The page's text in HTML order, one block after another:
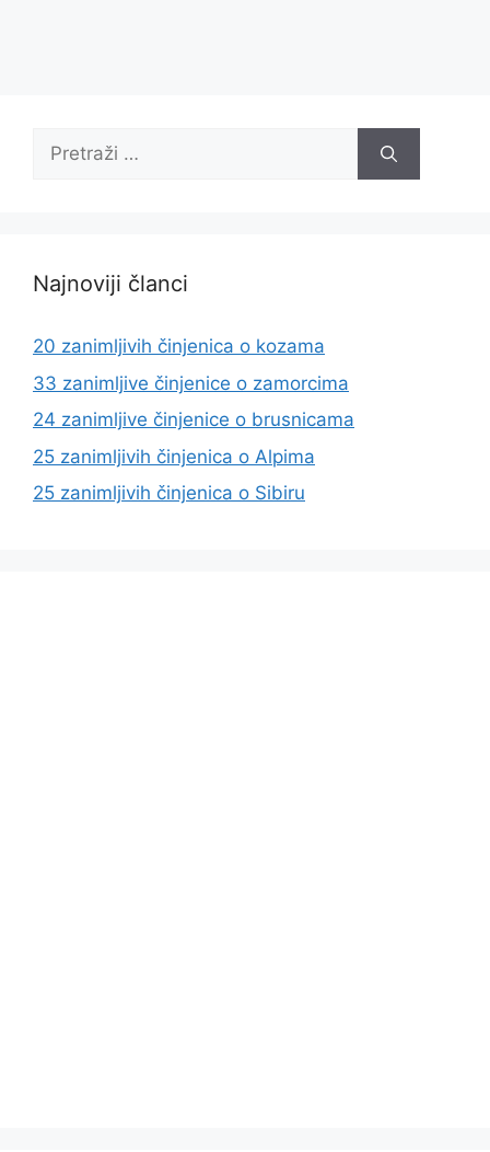
Pretraži:
Najnoviji članci
20 zanimljivih činjenica o kozama
33 zanimljive činjenice o zamorcima
24 zanimljive činjenice o brusnicama
25 zanimljivih činjenica o Alpima
25 zanimljivih činjenica o Sibiru